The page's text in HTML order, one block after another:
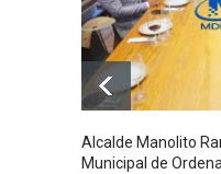
Alcalde Manolito
Municipal de